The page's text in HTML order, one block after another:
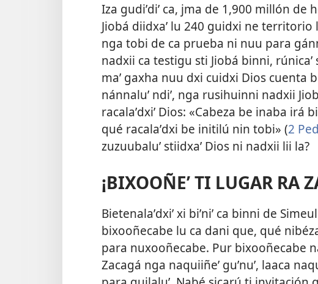
Iza gudiʼdiʼ ca, jma de 1,900 millón de
Jiobá diidxaʼ lu 240 guidxi ne territorio
nga tobi de ca prueba ni nuu para
nadxii ca testigu sti Jiobá binni,
maʼ gaxha nuu dxi cuidxi Dios cuenta
nánnaluʼ ndiʼ, nga rusihuinni nadxii
racalaʼdxiʼ Dios: «Cabeza be inaba
qué racalaʼdxi be initilú nin tobi» (2
zuzuubaluʼ stiidxaʼ Dios ni nadxii lii la?
¡BIXOOÑEʼ TI LUGAR RA
Bietenalaʼdxiʼ xi biʼniʼ ca binni de
bixooñecabe lu ca dani que, qué
para nuxooñecabe. Pur bixooñecabe
Zacagá nga naquiiñeʼ guʼnuʼ, laaca